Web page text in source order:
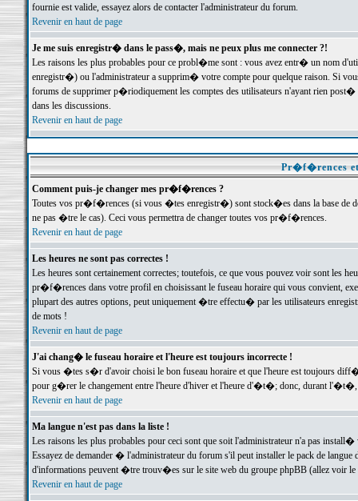
fournie est valide, essayez alors de contacter l'administrateur du forum.
Revenir en haut de page
Je me suis enregistr� dans le pass�, mais ne peux plus me connecter ?!
Les raisons les plus probables pour ce probl�me sont : vous avez entr� un nom
enregistr�) ou l'administrateur a supprim� votre compte pour quelque raison. Si
forums de supprimer p�riodiquement les comptes des utilisateurs n'ayant rien
dans les discussions.
Revenir en haut de page
Pr�f�rences
Comment puis-je changer mes pr�f�rences ?
Toutes vos pr�f�rences (si vous �tes enregistr�) sont stock�es dans la base de
ne pas �tre le cas). Ceci vous permettra de changer toutes vos pr�f�rences.
Revenir en haut de page
Les heures ne sont pas correctes !
Les heures sont certainement correctes; toutefois, ce que vous pouvez voir sont
pr�f�rences dans votre profil en choisissant le fuseau horaire qui vous convient,
plupart des autres options, peut uniquement �tre effectu� par les utilisateurs
de mots !
Revenir en haut de page
J'ai chang� le fuseau horaire et l'heure est toujours incorrecte !
Si vous �tes s�r d'avoir choisi le bon fuseau horaire et que l'heure est toujours
pour g�rer le changement entre l'heure d'hiver et l'heure d'�t�; donc, durant
Revenir en haut de page
Ma langue n'est pas dans la liste !
Les raisons les plus probables pour ceci sont que soit l'administrateur n'a pas
Essayez de demander � l'administrateur du forum s'il peut installer le pack de
d'informations peuvent �tre trouv�es sur le site web du groupe phpBB (allez voir le
Revenir en haut de page